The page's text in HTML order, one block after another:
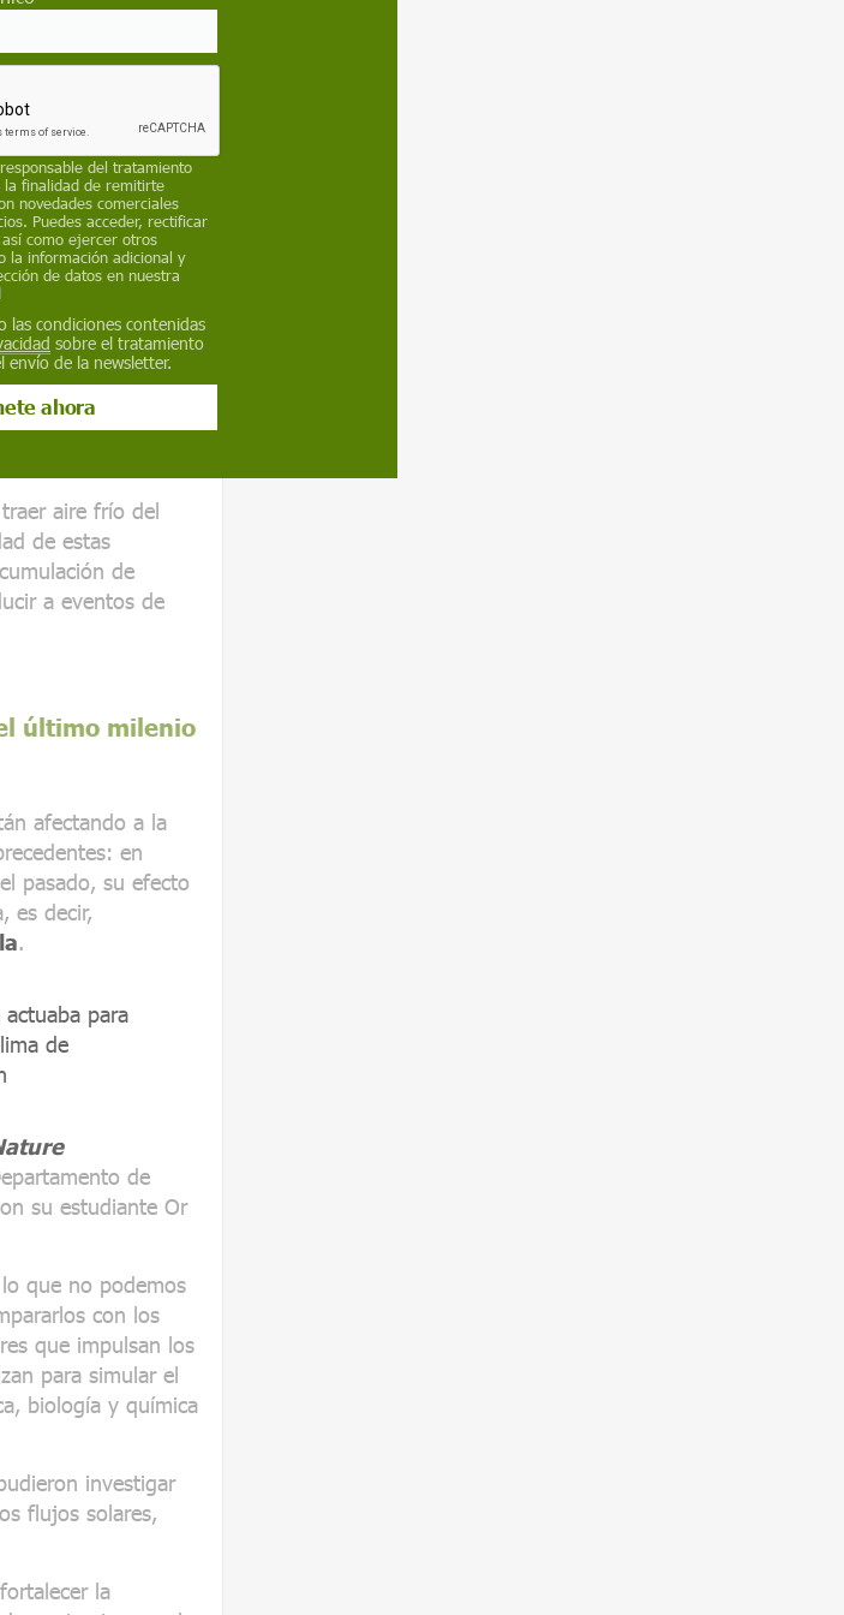
ha llevado a un
traer aire frío
tormentas, se
temperaturas
de calor cada
masivas
climáticos
en los cálculos
observado. Estos
Science.
aire frío del
de estas
de
a eventos de
último milenio
afectando a la
en
pasado, su efecto
es decir,
.
para
de
de
su estudiante Or
que no podemos
con los
que impulsan los
para simular el
biología y química
investigar
flujos solares,
la
del tratamiento
finalidad de remitirte
novedades comerciales
Puedes acceder, rectificar
como ejercer otros
la información adicional y
de datos en nuestra
las condiciones contenidas
sobre el tratamiento
envío de la newsletter.